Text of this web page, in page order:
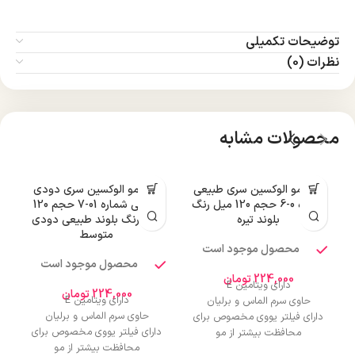
توضیحات تکمیلی
نظرات (0)
محصولات مشابه
رنگ مو الوکسین سری طبیعی
شماره 0-6 حجم 120 میل رنگ
بلوند تیره
محصول موجود است
224,000تومان
دارای ویتامین E
حاوی سرم الماس و برلیان
دارای فیلتر یووی مخصوص برای
محافظت بیشتر از مو
رنگ مو الوکسین سری دودی
طبیعی شماره 01-7 حجم 120
میل رنگ بلوند طبیعی دودی
متوسط
محصول موجود است
224,000تومان
دارای ویتامین E
حاوی سرم الماس و برلیان
دارای فیلتر یووی مخصوص برای
محافظت بیشتر از مو